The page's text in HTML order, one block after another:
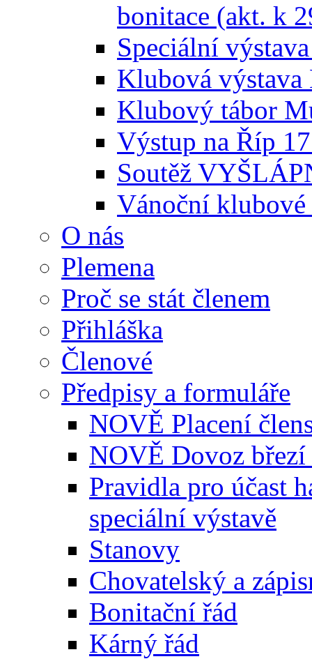
bonitace (akt. k
Speciální
Klubová
Klubový tábor
Výstup na Říp
Soutěž
Vánoční klubové
O nás
Plemena
Proč se stát členem
Přihláška
Členové
Předpisy a formuláře
NOVĚ Placení
NOVĚ Dovoz
Pravidla pro účast
speciální výstavě
Stanovy
Chovatelský a
Bonitační řád
Kárný řád